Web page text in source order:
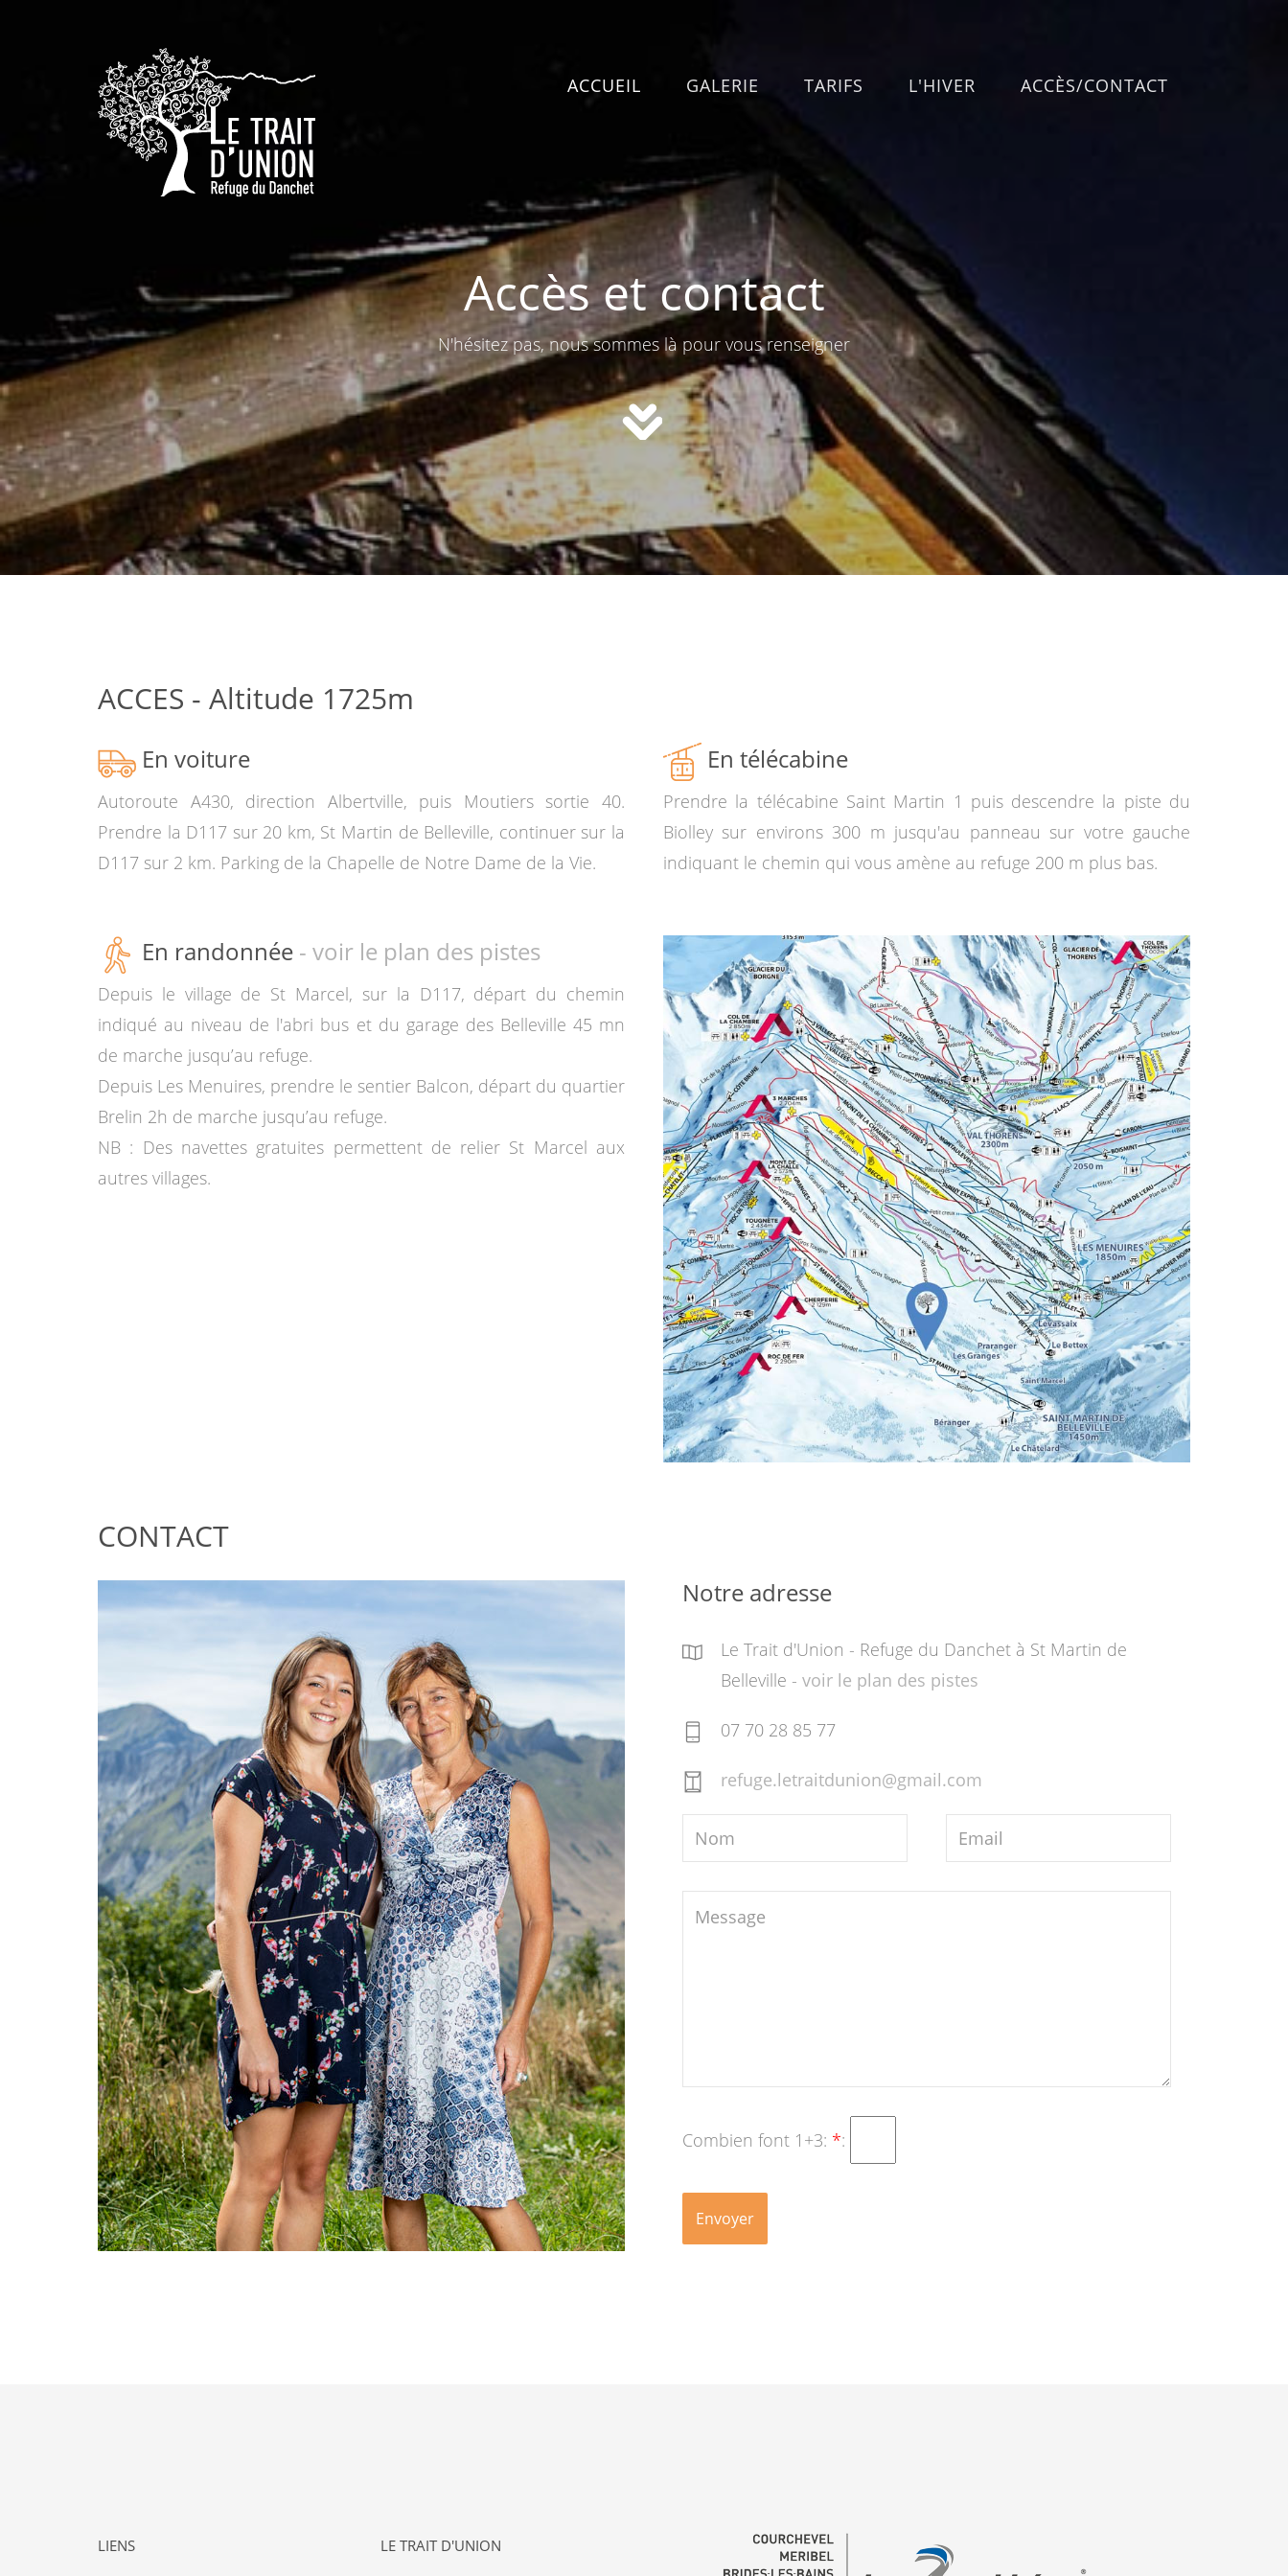
ACCUEIL GALERIE TARIFS L'HIVER ACCÈS/CONTACT
Accès et contact
N'hésitez pas, nous sommes là pour vous renseigner
ACCES - Altitude 1725m
En voiture
Autoroute A430, direction Albertville, puis Moutiers sortie 40.
Prendre la D117 sur 20 km, St Martin de Belleville, continuer sur la
D117 sur 2 km. Parking de la Chapelle de Notre Dame de la Vie.
En télécabine
Prendre la télécabine Saint Martin 1 puis descendre la piste du
Biolley sur environs 300 m jusqu'au panneau sur votre gauche
indiquant le chemin qui vous amène au refuge 200 m plus bas.
En randonnée - voir le plan des pistes
Depuis le village de St Marcel, sur la D117, départ du chemin
indiqué au niveau de l'abri bus et du garage des Belleville 45 mn
de marche jusqu’au refuge.
Depuis Les Menuires, prendre le sentier Balcon, départ du quartier
Brelin 2h de marche jusqu’au refuge.
NB : Des navettes gratuites permettent de relier St Marcel aux
autres villages.
CONTACT
Notre adresse
Le Trait d'Union - Refuge du Danchet à St Martin de
Belleville - voir le plan des pistes
07 70 28 85 77
refuge.letraitdunion@gmail.com
Combien font 1+3: *:
LIENS LE TRAIT D'UNION